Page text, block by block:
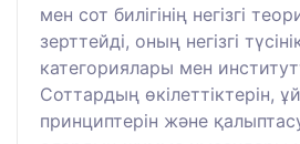
мен сот билігінің негізгі
зерттейді, оның негізгі
категориялары мен
Соттардың өкілеттіктерін,
принциптерін және